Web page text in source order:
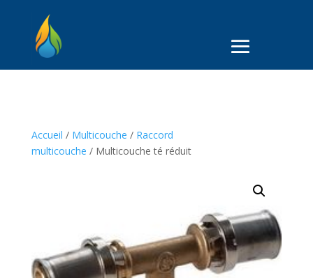
Accueil / Multicouche / Raccord
multicouche / Multicouche té réduit